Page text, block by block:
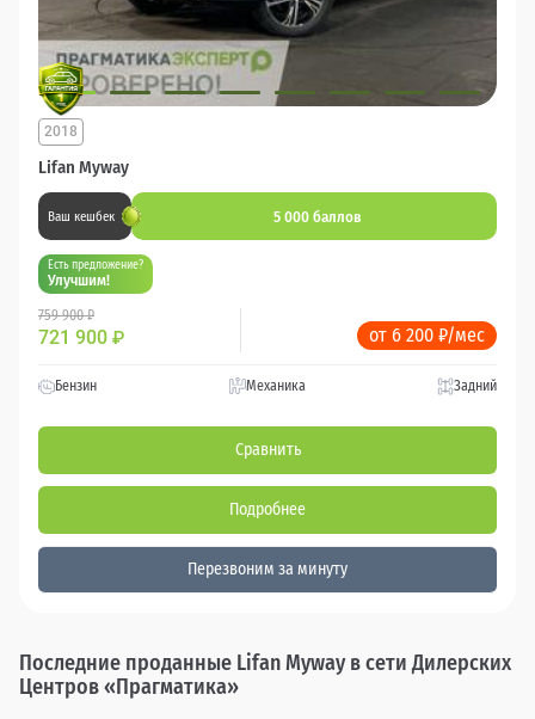
Lifan Myway
2018
Ваш кешбек 5 000 баллов
Есть предложение?
Улучшим!
759 900 ₽
721 900 ₽ от 6 200 ₽/мес
Бензин Механика Задний
Сравнить
Подробнее
Перезвоним за минуту
Последние проданные Lifan Myway в сети Дилерских
Центров «Прагматика»